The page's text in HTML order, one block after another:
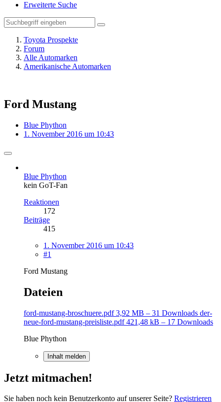
Erweiterte Suche
Toyota Prospekte
Forum
Alle Automarken
Amerikanische Automarken
Ford Mustang
Blue Phython
1. November 2016 um 10:43
Blue Phython
kein GoT-Fan
Reaktionen
172
Beiträge
415
1. November 2016 um 10:43
#1
Ford Mustang
Dateien
ford-mustang-broschuere.pdf 3,92 MB – 31 Downloads der-
neue-ford-mustang-preisliste.pdf 421,48 kB – 17 Downloads
Blue Phython
Inhalt melden
Jetzt mitmachen!
Sie haben noch kein Benutzerkonto auf unserer Seite? Registrieren